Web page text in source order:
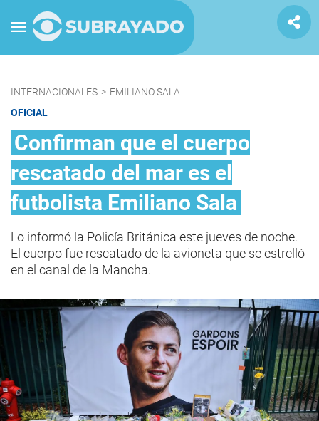
INTERNACIONALES > EMILIANO SALA
OFICIAL
Confirman que el cuerpo
rescatado del mar es el
futbolista Emiliano Sala
Lo informó la Policía Británica este jueves de noche.
El cuerpo fue rescatado de la avioneta que se estrelló
en el canal de la Mancha.